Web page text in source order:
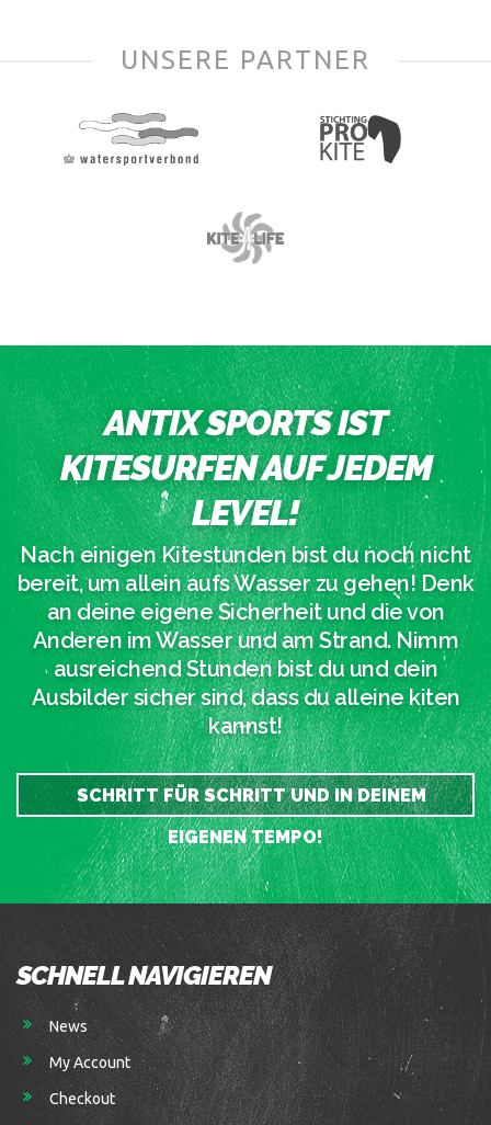
UNSERE PARTNER
ANTIX SPORTS IST
KITESURFEN AUF JEDEM
LEVEL!
Nach einigen Kitestunden bist du noch nicht
bereit, um allein aufs Wasser zu gehen! Denk
an deine eigene Sicherheit und die von
Anderen im Wasser und am Strand. Nimm
ausreichend Stunden bist du und dein
Ausbilder sicher sind, dass du alleine kiten
kannst!
SCHRITT FÜR SCHRITT UND IN DEINEM
EIGENEN TEMPO!
SCHNELL NAVIGIEREN
News
My Account
Checkout